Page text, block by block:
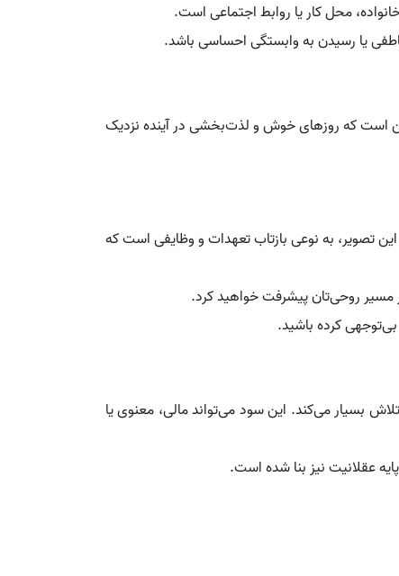
محل کار یا روابط اجتماعی است.
یا رسیدن به وابستگی احساسی باشد.
این است که روزهای خوش و لذت‌بخشی در آینده‌ نزدیک
تصویر، به نوعی بازتاب تعهدات و وظایفی است که
روحی‌تان پیشرفت خواهید کرد.
کرده باشید.
بسیار می‌کند. این سود می‌تواند مالی، معنوی یا
عقلانیت نیز بنا شده است.